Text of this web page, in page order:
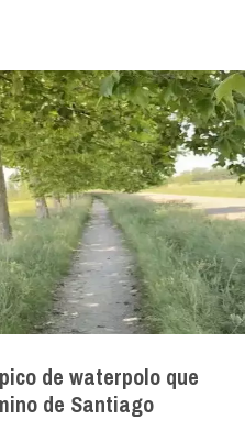
de waterpolo que
de Santiago